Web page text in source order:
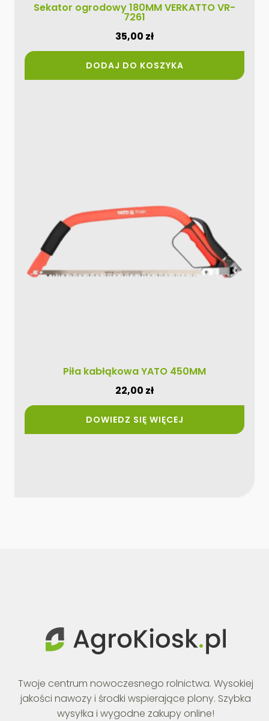
Sekator ogrodowy 180MM VERKATTO VR-
7261
35,00 zł
DODAJ DO KOSZYKA
Piła kabłąkowa YATO 450MM
22,00 zł
DOWIEDZ SIĘ WIĘCEJ
Twoje centrum nowoczesnego rolnictwa. Wysokiej
jakości nawozy i środki wspierające plony. Szybka
wysyłka i wygodne zakupy online!